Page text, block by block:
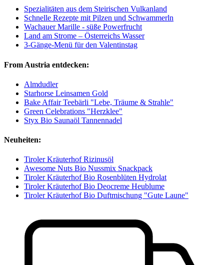
Spezialitäten aus dem Steirischen Vulkanland
Schnelle Rezepte mit Pilzen und Schwammerln
Wachauer Marille - süße Powerfrucht
Land am Strome – Österreichs Wasser
3-Gänge-Menü für den Valentinstag
From Austria entdecken:
Almdudler
Starhorse Leinsamen Gold
Bake Affair Teebärli "Lebe, Träume & Strahle"
Green Celebrations "Herzklee"
Styx Bio Saunaöl Tannennadel
Neuheiten:
Tiroler Kräuterhof Rizinusöl
Awesome Nuts Bio Nussmix Snackpack
Tiroler Kräuterhof Bio Rosenblüten Hydrolat
Tiroler Kräuterhof Bio Deocreme Heublume
Tiroler Kräuterhof Bio Duftmischung "Gute Laune"